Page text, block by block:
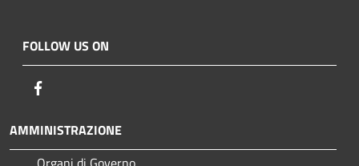
FOLLOW US ON
AMMINISTRAZIONE